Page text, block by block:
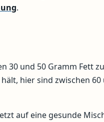
.
30 und 50 Gramm Fett
hier sind zwischen
auf eine gesunde